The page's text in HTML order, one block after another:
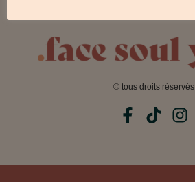
© tous droits réservés